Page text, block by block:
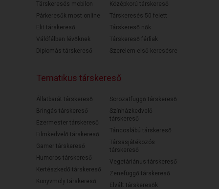
Társkeresés mobilon
Párkeresők most online
Elit társkereső
Válófélben lévőknek
Diplomás társkereső
Középkorú társkereső
Társkeresés 50 felett
Társkereső nők
Társkereső férfiak
Szerelem első keresésre
Tematikus társkereső
Állatbarát társkereső
Bringás társkereső
Ezermester társkereső
Filmkedvelő társkereső
Gamer társkereső
Humoros társkereső
Kertészkedő társkereső
Könyvmoly társkereső
Sorozatfüggő társkereső
Színházkedvelő
társkereső
Táncoslábú társkereső
Társasjátékozós
társkereső
Vegetáriánus társkereső
Zenefüggő társkereső
Elvált társkeresők